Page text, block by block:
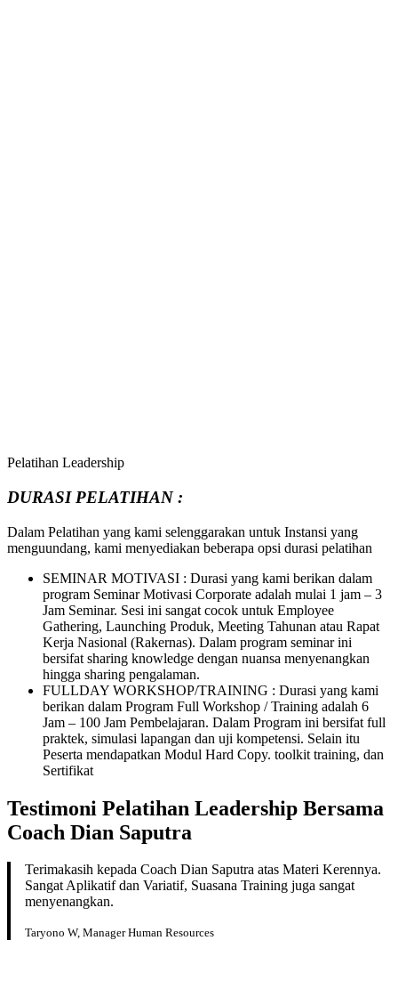
Pelatihan Leadership
DURASI PELATIHAN :
Dalam Pelatihan yang kami selenggarakan untuk Instansi yang
menguundang, kami menyediakan beberapa opsi durasi pelatihan
SEMINAR MOTIVASI : Durasi yang kami berikan dalam
program Seminar Motivasi Corporate adalah mulai 1 jam – 3
Jam Seminar. Sesi ini sangat cocok untuk Employee
Gathering, Launching Produk, Meeting Tahunan atau Rapat
Kerja Nasional (Rakernas). Dalam program seminar ini
bersifat sharing knowledge dengan nuansa menyenangkan
hingga sharing pengalaman.
FULLDAY WORKSHOP/TRAINING : Durasi yang kami
berikan dalam Program Full Workshop / Training adalah 6
Jam – 100 Jam Pembelajaran. Dalam Program ini bersifat full
praktek, simulasi lapangan dan uji kompetensi. Selain itu
Peserta mendapatkan Modul Hard Copy. toolkit training, dan
Sertifikat
Testimoni Pelatihan Leadership Bersama
Coach Dian Saputra
Terimakasih kepada Coach Dian Saputra atas Materi Kerennya.
Sangat Aplikatif dan Variatif, Suasana Training juga sangat
menyenangkan.
Taryono W, Manager Human Resources